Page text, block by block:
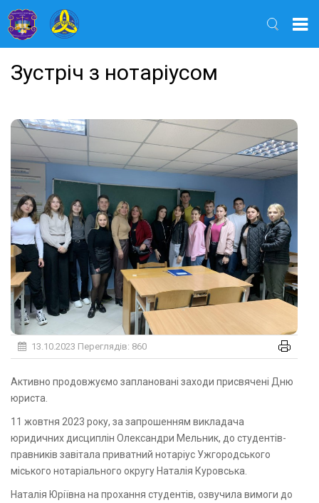
Зустріч з нотаріусом
13.10.2023 Переглядів: 860
Активно продовжуємо заплановані заходи присвячені Дню
юриста.
11 жовтня 2023 року, за запрошенням викладача
юридичних дисциплін Олександри Мельник, до студентів-
правників завітала приватний нотаріус Ужгородського
міського нотаріального округу Наталія Куровська.
Наталія Юріївна на прохання студентів, озвучила вимоги до